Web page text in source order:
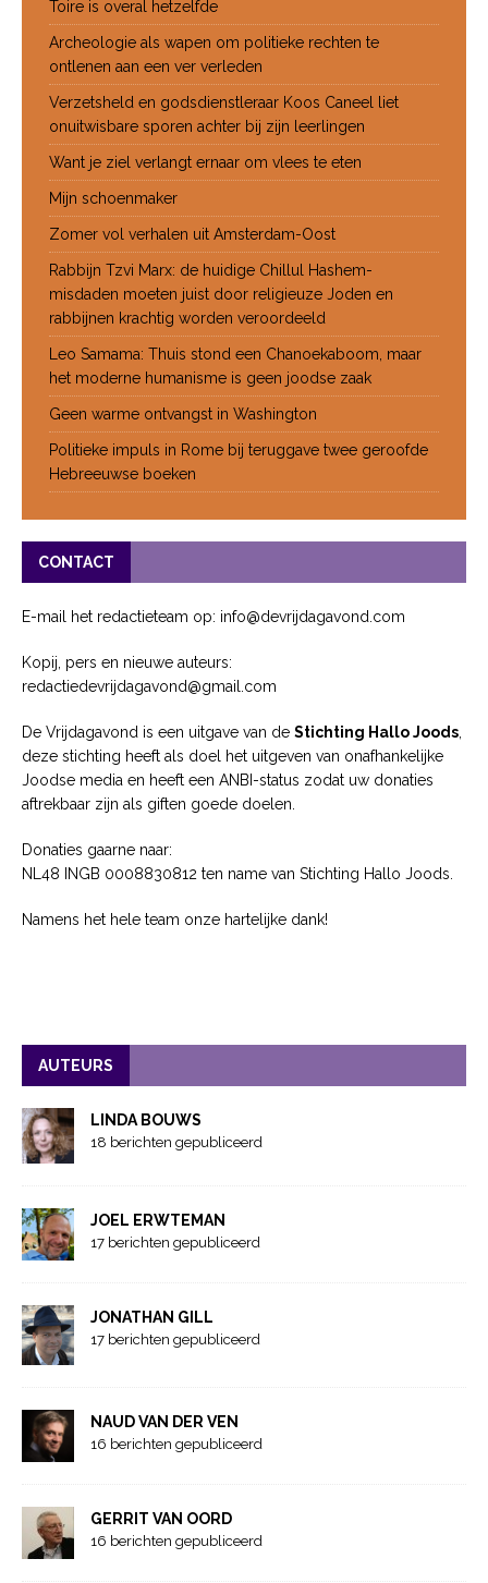
Toire is overal hetzelfde
Archeologie als wapen om politieke rechten te
ontlenen aan een ver verleden
Verzetsheld en godsdienstleraar Koos Caneel liet
onuitwisbare sporen achter bij zijn leerlingen
Want je ziel verlangt ernaar om vlees te eten
Mijn schoenmaker
Zomer vol verhalen uit Amsterdam-Oost
Rabbijn Tzvi Marx: de huidige Chillul Hashem-
misdaden moeten juist door religieuze Joden en
rabbijnen krachtig worden veroordeeld
Leo Samama: Thuis stond een Chanoekaboom, maar
het moderne humanisme is geen joodse zaak
Geen warme ontvangst in Washington
Politieke impuls in Rome bij teruggave twee geroofde
Hebreeuwse boeken
CONTACT
E-mail het redactieteam op: info@devrijdagavond.com
Kopij, pers en nieuwe auteurs:
redactiedevrijdagavond@gmail.com
De Vrijdagavond is een uitgave van de Stichting Hallo Joods
deze stichting heeft als doel het uitgeven van onafhankelijke
Joodse media en heeft een ANBI-status zodat uw donaties
aftrekbaar zijn als giften goede doelen.
Donaties gaarne naar:
NL48 INGB 0008830812 ten name van Stichting Hallo Joods.
Namens het hele team onze hartelijke dank!
AUTEURS
LINDA BOUWS
18 berichten gepubliceerd
JOEL ERWTEMAN
17 berichten gepubliceerd
JONATHAN GILL
17 berichten gepubliceerd
NAUD VAN DER VEN
16 berichten gepubliceerd
GERRIT VAN OORD
16 berichten gepubliceerd